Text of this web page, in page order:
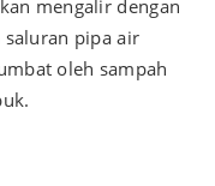
mengalir dengan
pipa air
oleh sampah